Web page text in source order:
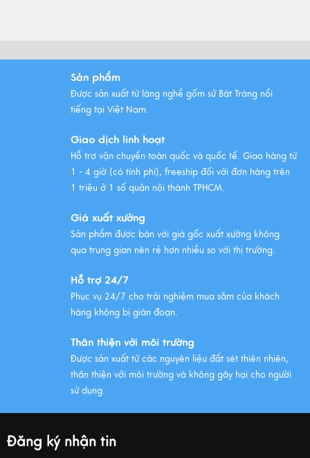
Sản phẩm
Được sản xuất từ làng nghề gốm sứ Bát Tràng nổi
tiếng tại Việt Nam.
Giao dịch linh hoạt
Hỗ trợ vận chuyển toàn quốc và quốc tế. Giao hàng từ
1 - 4 giờ (có tính phí), freeship đối với đơn hàng trên
1 triệu ở 1 số quận nội thành TPHCM.
Giá xuất xưởng
Sản phẩm được bán với giá gốc xuất xưởng không
qua trung gian nên rẻ hơn nhiều so với thị trường.
Hỗ trợ 24/7
Phục vụ 24/7 cho trải nghiệm mua sắm của khách
hàng không bị gián đoạn.
Thân thiện với môi trường
Được sản xuất từ các nguyên liệu đất sét thiên nhiên,
thân thiện với môi trường và không gây hại cho người
sử dụng.
Đăng ký nhận tin